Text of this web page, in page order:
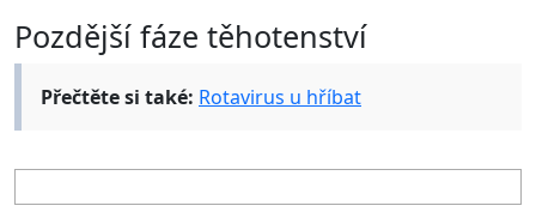
Pozdější fáze těhotenství
Přečtěte si také: Rotavirus u hříbat